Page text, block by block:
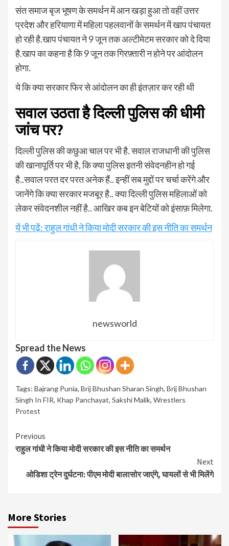
संत समाज बृज भूषण के समर्थन में आन खड़ा हुआ तो वहीं उत्तर
प्रदेश और हरियाणा में महिला पहलवानों के समर्थन में खाप पंचायत
हो रही है.खाप पंचायत ने 9 जून तक अल्टीमेटम सरकार को दे दिया
है.खाप का कहना है कि 9 जून तक गिरफ़्तारी न होने पर आंदोलन
होगा.
ये कि क्या सरकार फिर से आंदोलन का ही इंतज़ार कर रही थी
सवाल उठता है दिल्ली पुलिस की धीमी
जांच पर?
दिल्ली पुलिस की कछुआ चाल पर भी है. सवाल राजधानी की पुलिस
की खानापूर्ति पर भी है, कि क्या पुलिस इतनी संवेदनहीन हो गई
है..सवाल परत दर परत अनेक हैं.. इन्हीं सब मुद्दों पर चर्चा करेंगे और
जानेंगे कि क्या सरकार मजबूर है.. क्या दिल्ली पुलिस महिलाओं को
लेकर संवेदनशील नहीं है.. आखिर कब इन बेटियों को इंसाफ़ मिलेगा.
यें भी पढ़ें: राहुल गांधी ने किया मोदी सरकार की इस नीति का समर्थन
newsworld
Spread the News
Tags: Bajrang Punia, Brij Bhushan Sharan Singh, Brij Bhushan
Singh In FIR, Khap Panchayat, Sakshi Malik, Wrestlers
Protest
Continue
Reading
Previous
राहुल गांधी ने किया मोदी सरकार की इस नीति का समर्थन
Next
ओडिशा ट्रेन दुर्घटना: पीएम मोदी बालासोर जाएंगे, घायलों से भी मिलेंगे
More Stories